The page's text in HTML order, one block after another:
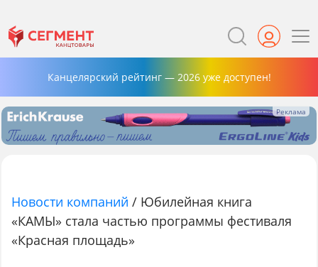
Канцелярский рейтинг — 2026 уже доступен!
Новости компаний / Юбилейная книга
«КАМЫ» стала частью программы фестиваля
«Красная площадь»